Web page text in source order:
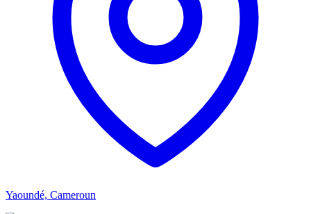
Yaoundé, Cameroun